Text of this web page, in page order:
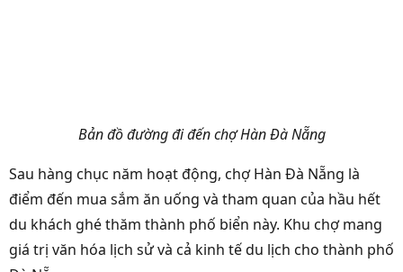
Bản đồ đường đi đến chợ Hàn Đà Nẵng
Sau hàng chục năm hoạt động, chợ Hàn Đà Nẵng là
điểm đến mua sắm ăn uống và tham quan của hầu hết
du khách ghé thăm thành phố biển này. Khu chợ mang
giá trị văn hóa lịch sử và cả kinh tế du lịch cho thành phố